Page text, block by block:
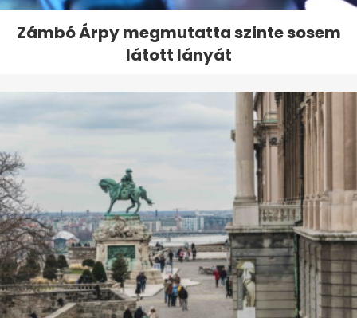
Zámbó Árpy megmutatta szinte sosem
látott lányát